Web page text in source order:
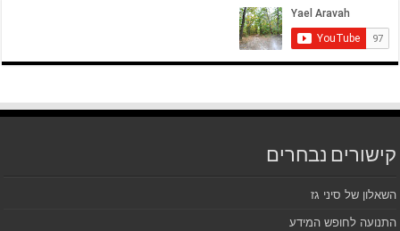
קישורים נבחרים
השאלון של סיני גז
התנועה לחופש המידע